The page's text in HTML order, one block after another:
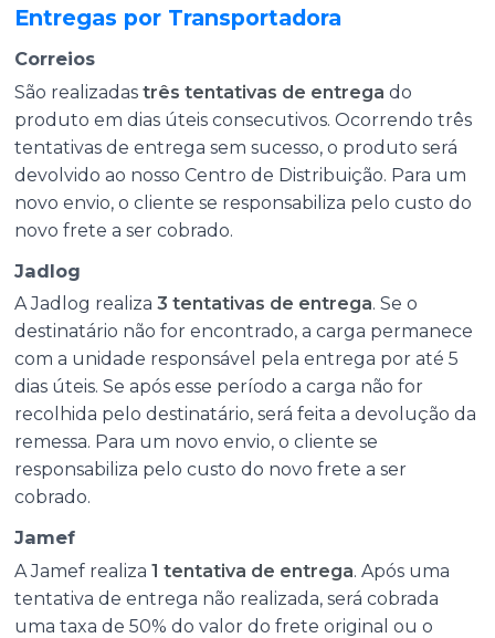
Entregas por Transportadora
Correios
São realizadas três tentativas de entrega do
produto em dias úteis consecutivos. Ocorrendo três
tentativas de entrega sem sucesso, o produto será
devolvido ao nosso Centro de Distribuição. Para um
novo envio, o cliente se responsabiliza pelo custo do
novo frete a ser cobrado.
Jadlog
A Jadlog realiza 3 tentativas de entrega. Se o
destinatário não for encontrado, a carga permanece
com a unidade responsável pela entrega por até 5
dias úteis. Se após esse período a carga não for
recolhida pelo destinatário, será feita a devolução da
remessa. Para um novo envio, o cliente se
responsabiliza pelo custo do novo frete a ser
cobrado.
Jamef
A Jamef realiza 1 tentativa de entrega. Após uma
tentativa de entrega não realizada, será cobrada
uma taxa de 50% do valor do frete original ou o